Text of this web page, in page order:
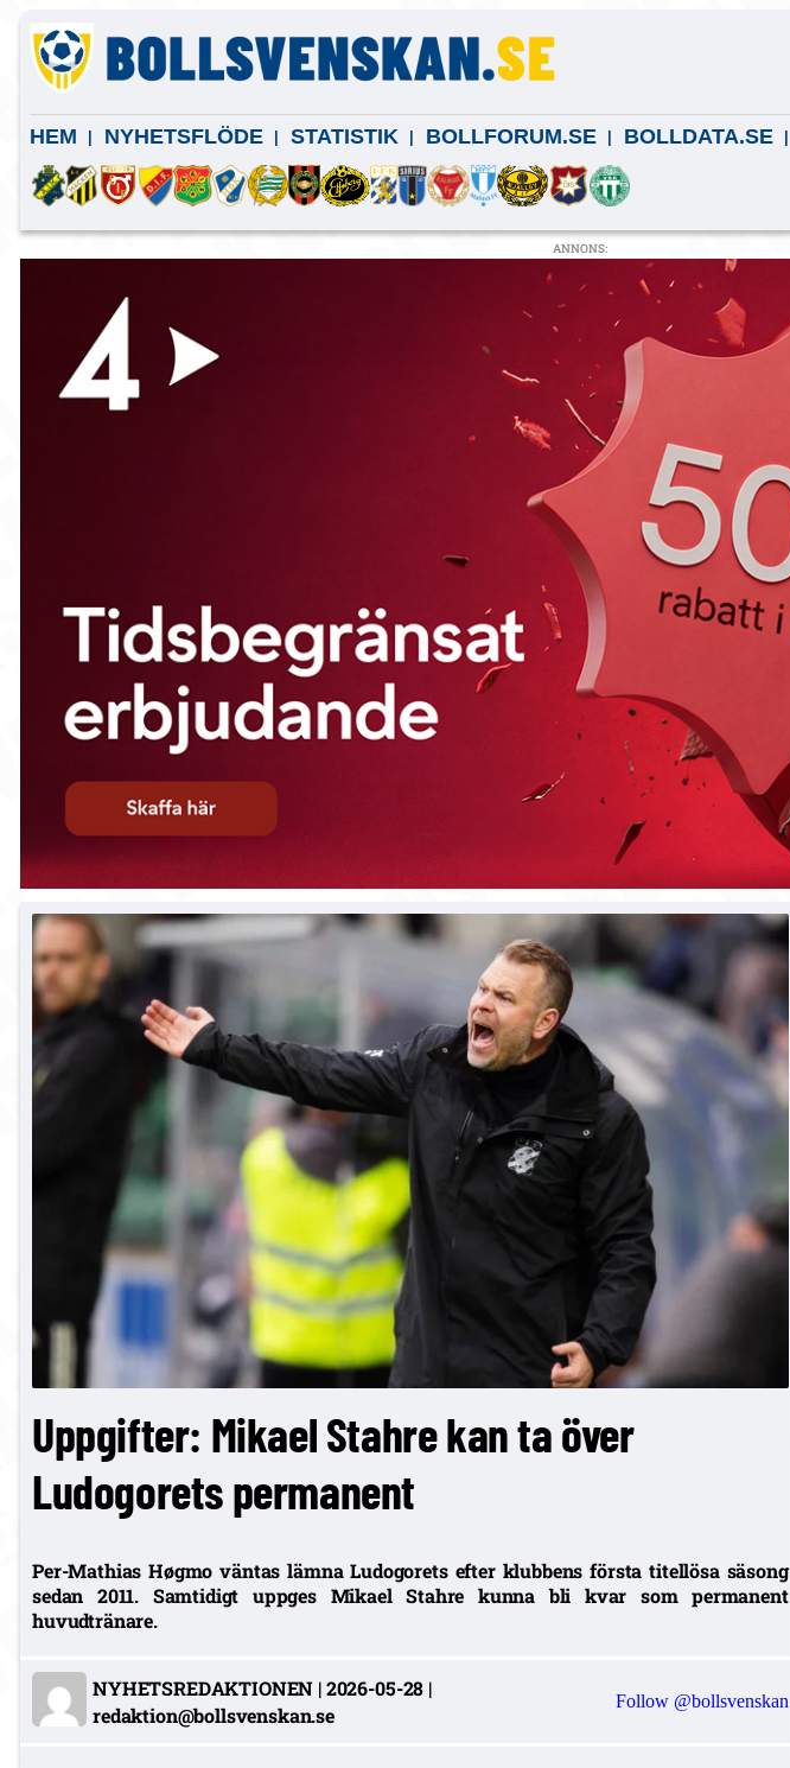
HEM NYHETSFLÖDE STATISTIK BOLLFORUM.SE BOLLDATA.SE
ANNONS:
Uppgifter: Mikael Stahre kan ta över
Ludogorets permanent
Per-Mathias Høgmo väntas lämna Ludogorets efter klubbens första titellösa säsong
sedan 2011. Samtidigt uppges Mikael Stahre kunna bli kvar som permanent
huvudtränare.
NYHETSREDAKTIONEN |2026-05-28 |
redaktion@bollsvenskan.se
Follow @bollsvenskan